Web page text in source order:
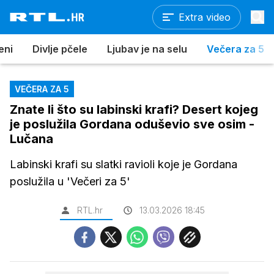
Extra video
Divlje pčele Ljubav je na selu Večera za 5
VEČERA ZA 5
Znate li što su labinski krafi? Desert kojeg
je poslužila Gordana oduševio sve osim -
Lučana
Labinski krafi su slatki ravioli koje je Gordana
poslužila u 'Večeri za 5'
RTL.hr 13.03.2026 18:45